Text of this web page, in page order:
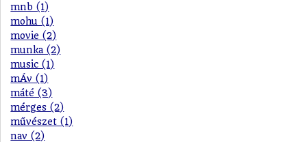
mnb (1)
mohu (1)
movie (2)
munka (2)
music (1)
mÁv (1)
máté (3)
mérges (2)
művészet (1)
nav (2)